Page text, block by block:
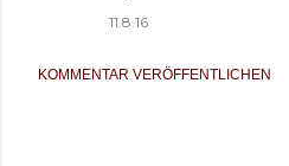
11.8.16
KOMMENTAR VERÖFFENTLICHEN